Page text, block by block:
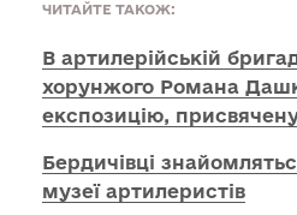
ЧИТАЙТЕ ТАКОЖ:
В артилерійській
хорунжого Романа
експозицію,
Бердичівці
музеї артилеристів